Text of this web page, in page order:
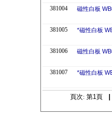
381004
磁性白板
381005
*磁性白板
381006
磁性白板
381007
*磁性白板
頁次: 第1頁